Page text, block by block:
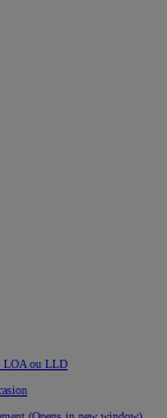
LOA ou LLD